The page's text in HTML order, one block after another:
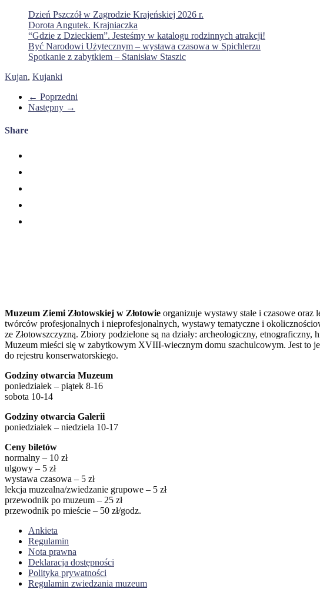
Dzień Pszczół w Zagrodzie Krajeńskiej 2026 r.
Dorota Angutek. Krajniaczka
“Gdzie z Dzieckiem”. Jesteśmy w katalogu rodzinnych atrakcji!
Być Narodowi Użytecznym – wystawa czasowa w Spichlerzu
Spotkanie z zabytkiem – Stanisław Staszic
Kujan, Kujanki
← Poprzedni
Następny →
Share
Muzeum Ziemi Złotowskiej w Złotowie organizuje wystawy stałe i czasowe
twórców profesjonalnych i nieprofesjonalnych, wystawy tematyczne i
ze Złotowszczyzną. Zbiory podzielone są na działy: archeologiczny, etnograficzny,
Muzeum mieści się w zabytkowym XVIII-wiecznym domu szachulcowym. Jest to
do rejestru konserwatorskiego.
Godziny otwarcia Muzeum
poniedziałek – piątek 8-16
sobota 10-14
Godziny otwarcia Galerii
poniedziałek – niedziela 10-17
Ceny biletów
normalny – 10 zł
ulgowy – 5 zł
wystawa czasowa – 5 zł
lekcja muzealna/zwiedzanie grupowe – 5 zł
przewodnik po muzeum – 25 zł
przewodnik po mieście – 50 zł/godz.
Ankieta
Regulamin
Nota prawna
Deklaracja dostępności
Polityka prywatności
Regulamin zwiedzania muzeum